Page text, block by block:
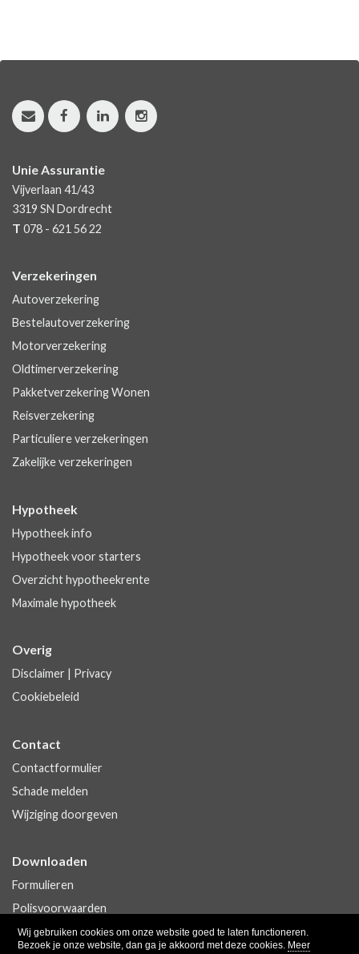
Wij gebruiken cookies om onze website goed te laten functioneren.
Bezoek je onze website, dan ga je akkoord met deze cookies. Meer
Unie Assurantie
Vijverlaan 41/43
3319 SN Dordrecht
T 078 - 621 56 22
Verzekeringen
Autoverzekering
Bestelautoverzekering
Motorverzekering
Oldtimerverzekering
Pakketverzekering Wonen
Reisverzekering
Particuliere verzekeringen
Zakelijke verzekeringen
Hypotheek
Hypotheek info
Hypotheek voor starters
Overzicht hypotheekrente
Maximale hypotheek
Overig
Disclaimer | Privacy
Cookiebeleid
Contact
Contactformulier
Schade melden
Wijziging doorgeven
Downloaden
Formulieren
Polisvoorwaarden